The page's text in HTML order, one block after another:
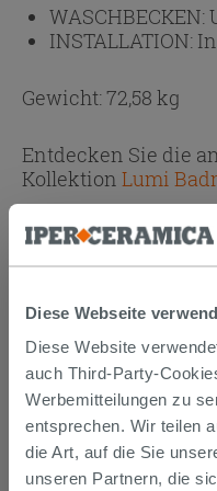
Diese Webseite
Diese Website
auch Third-Party-
Werbemitteilungen zu
entsprechen. Wir teilen
die Art, auf die Sie
unseren Partnern, die
WASCHBECKEN:
INSTALLATION:
Gewicht: 72,58 kg
Entdecken Sie die
Kollektion Lumi
Anhänge( 1 - 1 di 1 )